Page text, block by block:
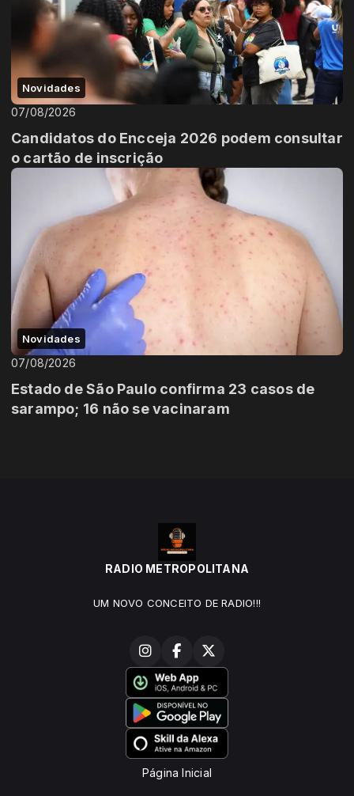
Novidades
07/08/2026
Candidatos do Encceja 2026 podem consultar
o cartão de inscrição
Novidades
07/08/2026
Estado de São Paulo confirma 23 casos de
sarampo; 16 não se vacinaram
RADIO METROPOLITANA
UM NOVO CONCEITO DE RADIO!!!
Página Inicial